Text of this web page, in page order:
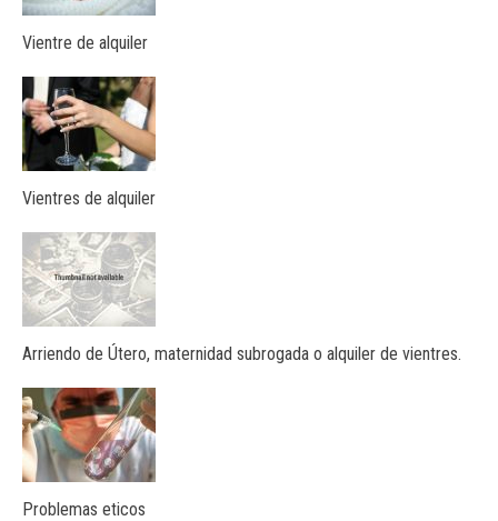
Vientre de alquiler
Vientres de alquiler
Arriendo de Útero, maternidad subrogada o alquiler de vientres.
Problemas eticos